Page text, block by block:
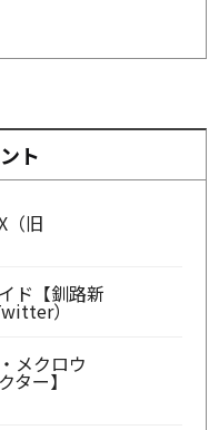
ト
（旧
ド【釧路新
）
メクロウ
ター】